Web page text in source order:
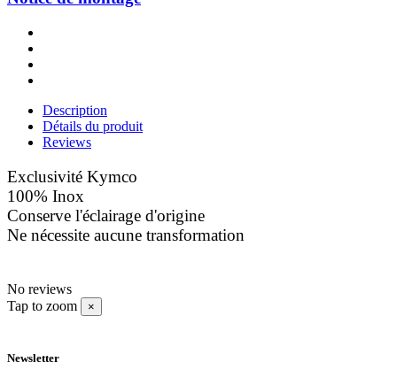
Description
Détails du produit
Reviews
Exclusivité Kymco
100% Inox
Conserve l'éclairage d'origine
Ne nécessite aucune transformation
No reviews
Tap to zoom
×
Newsletter